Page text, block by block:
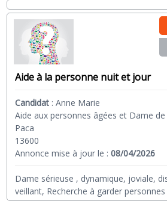
Aide à la personne nuit et jour
Candidat :Anne Marie
Aide aux personnes âgées et Dame
Paca
13600
Annonce mise à jour le :08/04/2026
Dame sérieuse , dynamique, joviale,
veillant, Recherche à garder